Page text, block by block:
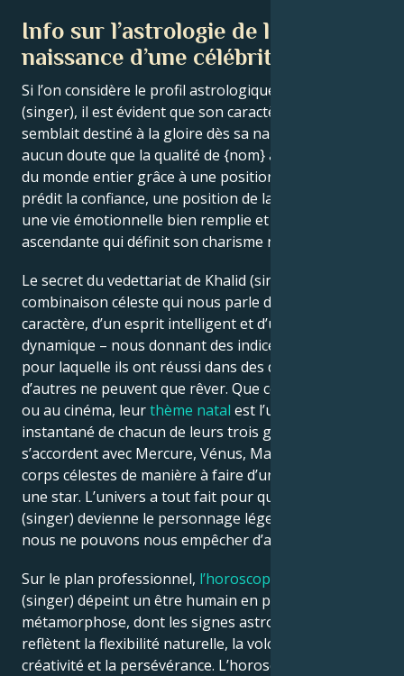
Info sur l’astrologie de la
naissance d’une célébrité
Si l’on considère le profil astrologique de Khalid
(singer), il est évident que son caractère puissant
semblait destiné à la gloire dès sa naissance. Il ne fait
aucun doute que la qualité de {nom} attire des fans
du monde entier grâce à une position du soleil qui
prédit la confiance, une position de la lune qui prédit
une vie émotionnelle bien remplie et une position
ascendante qui définit son charisme naturel.
Le secret du vedettariat de Khalid (singer) est une
combinaison céleste qui nous parle d’un grand
caractère, d’un esprit intelligent et d’une présence
dynamique – nous donnant des indices sur la raison
pour laquelle ils ont réussi dans des domaines dont
d’autres ne peuvent que rêver. Que ce soit dans la vie
ou au cinéma, leurthème natal est l’ultime
instantané de chacun de leurs trois grands signes qui
s’accordent avec Mercure, Vénus, Mars et d’autres
corps célestes de manière à faire d’un personnage
une star. L’univers a tout fait pour que Khalid
(singer) devienne le personnage légendaire que
nous ne pouvons nous empêcher d’admirer.
Sur le plan professionnel, l’horoscope
(singer) dépeint un être humain en pleine
métamorphose, dont les signes astrologiques
reflètent la flexibilité naturelle, la volonté, la
créativité et la persévérance. L’horoscope de